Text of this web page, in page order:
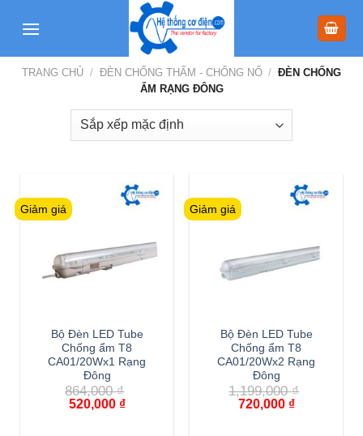
TRANG CHỦ / ĐÈN CHỐNG THẤM - CHỐNG NỔ / ĐÈN CHỐNG
ẨM RẠNG ĐÔNG
Giảm giá
Bộ Đèn LED Tube
Chống ẩm T8
CA01/20Wx1 Rạng
Đông
864,000₫
Giá
520,000 ₫Giá
Giảm giá
Bộ Đèn LED Tube
Chống ẩm T8
CA01/20Wx2 Rạng
Đông
1,199,000₫
Giá
720,000 ₫Giá